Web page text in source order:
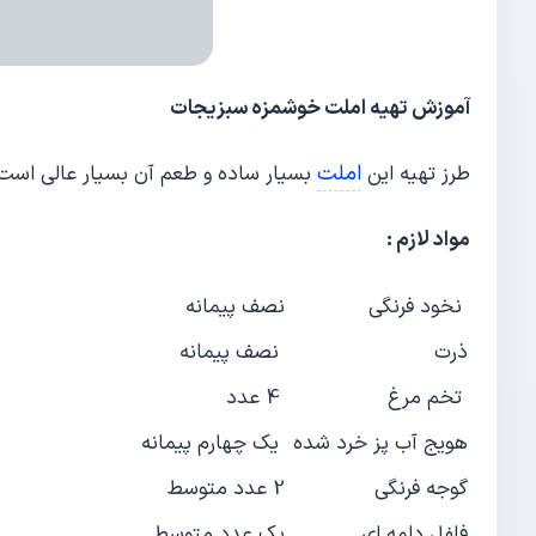
آموزش تهیه املت خوشمزه سبزیجات
طرز تهیه ایناملت بسیار ساده و طعم آن بسیار عالی
مواد لازم :
نخود فرنگی
نصف پیمانه
ذرت
نصف پیمانه
تخم مرغ
4 عدد
هویج آب پز خرد شده یک چهارم پیمانه
گوجه فرنگی
2 عدد متوسط